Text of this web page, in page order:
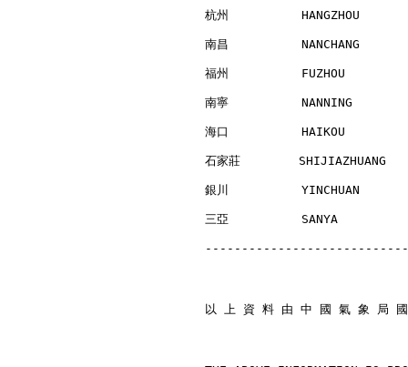
杭州          HANGZHOU
南昌          NANCHANG
福州          FUZHOU
南寧          NANNING
海口          HAIKOU
石家莊
銀川          YINCHUAN
三亞          SANYA
以 上 資 料 由 中 國 氣 象 局